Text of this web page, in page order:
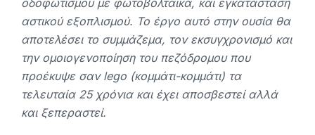
αστικού εξοπλισμού. Το έργο αυτό στην ουσία θα
αποτελέσει το συμμάζεμα, τον εκσυγχρονισμό και
την ομοιογενοποίηση του πεζόδρομου που
προέκυψε σαν lego (κομμάτι-κομμάτι) τα
τελευταία 25 χρόνια και έχει αποσβεστεί αλλά
και ξεπεραστεί.